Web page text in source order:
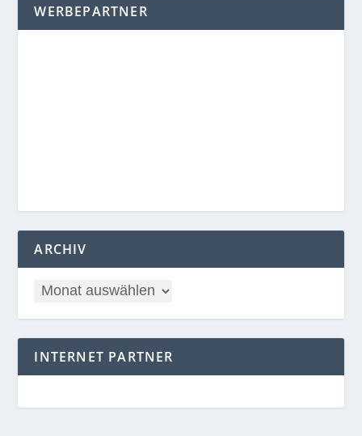
WERBEPARTNER
ARCHIV
INTERNET PARTNER